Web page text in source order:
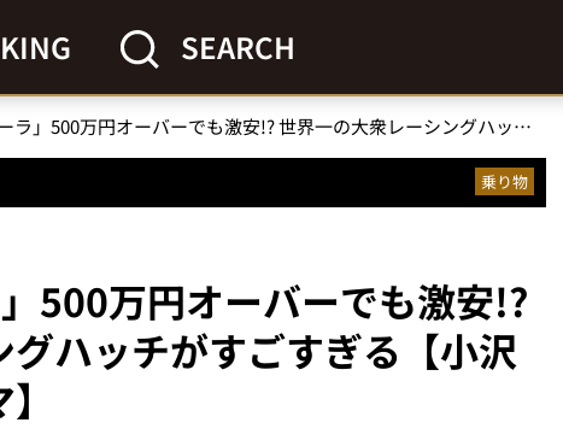
SEARCH
「トヨタ GRカローラ」500万円オーバーでも激安!? 世界一の大衆レーシングハッチがすごすぎる【小沢コージの遊べるクルマ】
乗り物
」500万円オーバーでも激安!?
ハッチがすごすぎる【小沢